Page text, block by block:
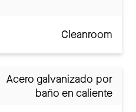
Cleanroom
Acero galvanizado por
baño en caliente